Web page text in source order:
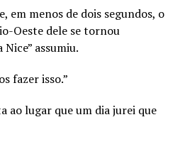
em menos de dois segundos, o
Oeste dele se tornou
assumiu.
fazer isso.”
ao lugar que um dia jurei que